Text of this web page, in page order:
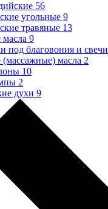
56
угольные 9
травяные 13
9
под благовония и свечи
(массажные) масла 2
10
2
духи 9